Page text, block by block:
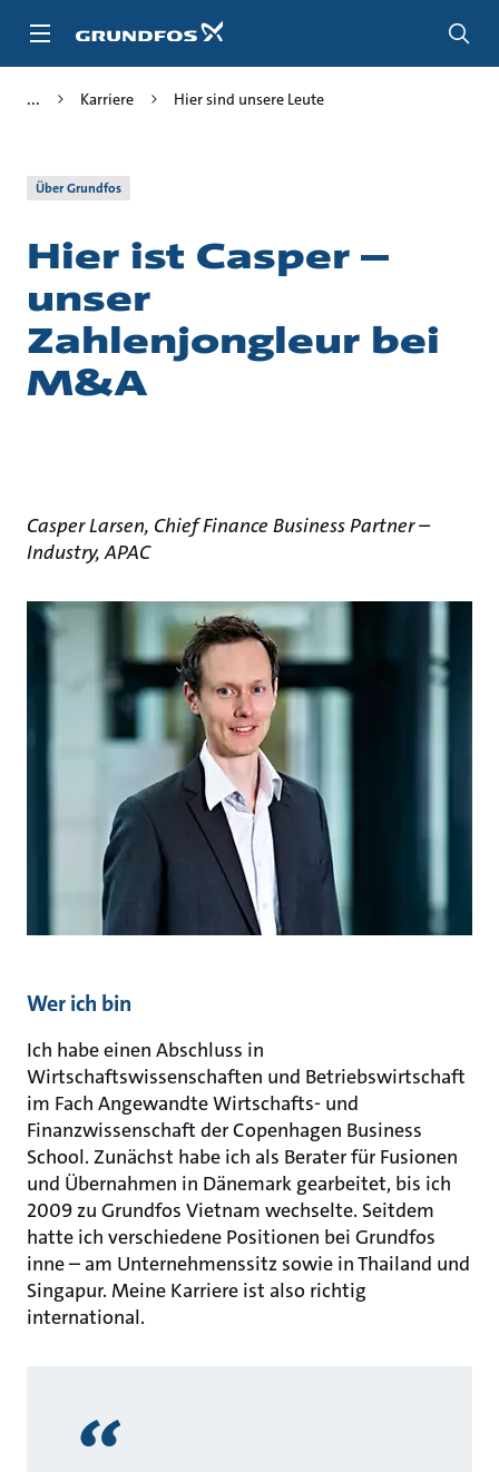
Inhalt
Karriere Hier sind unsere Leute
Über Grundfos
Hier ist Casper –
unser
Zahlenjongleur bei
M&A
Casper Larsen, Chief Finance Business Partner –
Industry, APAC
Wer ich bin
Ich habe einen Abschluss in
Wirtschaftswissenschaften und Betriebswirtschaft
im Fach Angewandte Wirtschafts- und
Finanzwissenschaft der Copenhagen Business
School. Zunächst habe ich als Berater für Fusionen
und Übernahmen in Dänemark gearbeitet, bis ich
2009 zu Grundfos Vietnam wechselte. Seitdem
hatte ich verschiedene Positionen bei Grundfos
inne – am Unternehmenssitz sowie in Thailand und
Singapur. Meine Karriere ist also richtig
international.